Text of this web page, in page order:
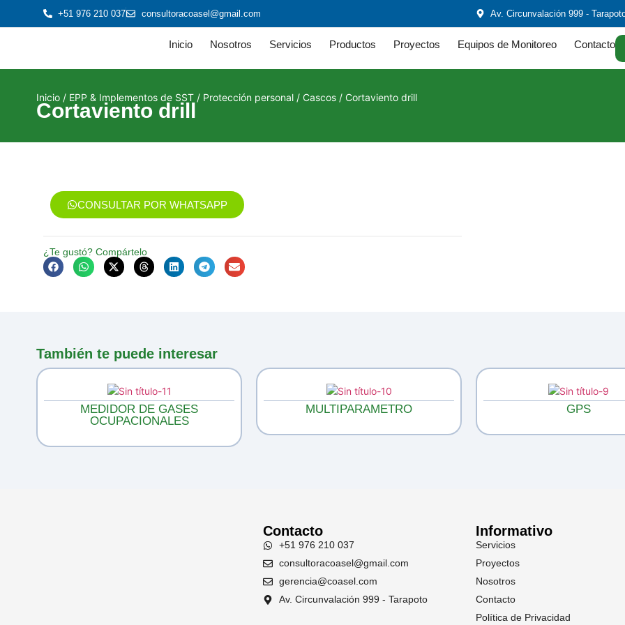
+51 976 210 037 consultoracoasel@gmail.com Av. Circunvalación 999 -
Inicio Nosotros Servicios Productos Proyectos Equipos de Monitoreo Contacto
Inicio / EPP & Implementos de SST / Protección personal / Cascos / Cortaviento drill
Cortaviento drill
CONSULTAR POR WHATSAPP
¿Te gustó? Compártelo
También te puede interesar
MEDIDOR DE GASES
OCUPACIONALES
MULTIPARAMETRO GPS
Contacto
+51 976 210 037
consultoracoasel@gmail.com
gerencia@coasel.com
Av. Circunvalación 999 - Tarapoto
Informativo
Servicios
Proyectos
Nosotros
Contacto
Política de Privacidad